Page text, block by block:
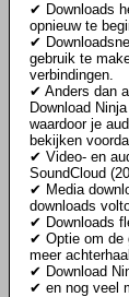
✔ Downloads
opnieuw te
✔
gebruik te
verbindingen.
✔ Anders dan
Download
waardoor je
bekijken
✔ Video- en
SoundCloud
✔ Media
downloads
✔ Downloads
✔ Optie om de
meer
✔ Download
✔ en nog veel